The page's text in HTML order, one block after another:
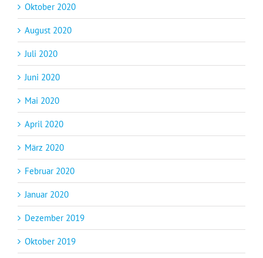
Oktober 2020
August 2020
Juli 2020
Juni 2020
Mai 2020
April 2020
März 2020
Februar 2020
Januar 2020
Dezember 2019
Oktober 2019